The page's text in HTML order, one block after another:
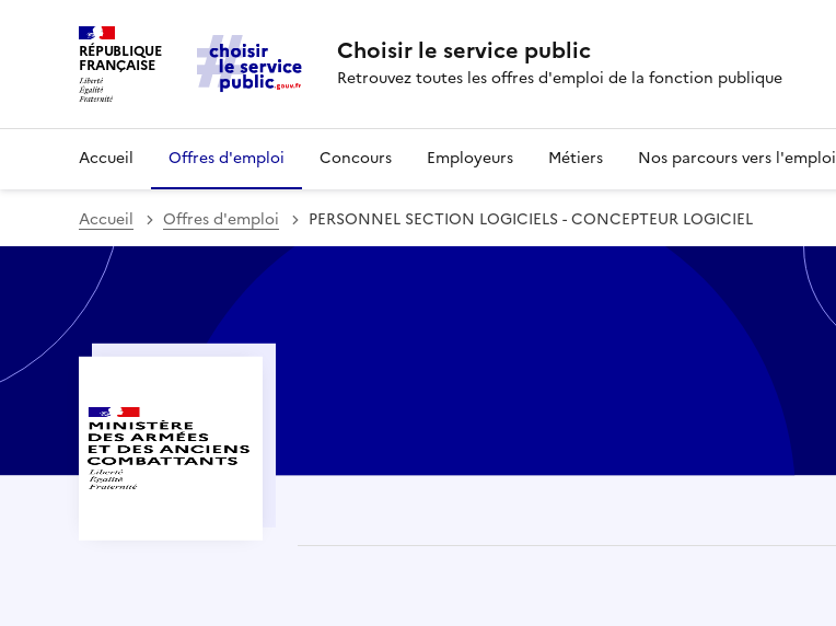
RÉPUBLIQUE
FRANÇAISE Choisir le service public
Retrouvez toutes les offres d'emploi de la fonction publique
Accueil Offres d'emploi Concours Employeurs Métiers Nos parcours vers l'emploi
Accueil Offres d'emploi PERSONNEL SECTION LOGICIELS - CONCEPTEUR LOGICIEL